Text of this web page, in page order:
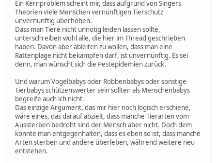
Ein Kernproblem scheint mir, dass aufgrund von Singers
Theorien viele Menschen vernünftigen Tierschutz
unvernünftig überhöhen.
Dass man Tiere nicht unnötig leiden lassen sollte,
unterschreiben wohl alle, die hier im Thread geschrieben
haben. Davon aber ableiten zu wollen, dass man eine
Rattenplage nicht bekämpfen darf, ist unvernünftig. Es sei
denn, man wünscht sich die Pestepidemien zurück.
Und warum Vogelbabys oder Robbenbabys oder sonstige
Tierbabys schützenswerter sein sollten als Menschenbabys
begreife auch ich nicht.
Das einzige Argument, das mir hier noch logisch erschiene,
wäre eines, das darauf abzielt, dass manche Tierarten vom
Aussterben bedroht sind der Mensch aber nicht. Doch dem
könnte man entgegenhalten, dass es eben so ist, dass manche
Arten sterben und andere überleben, während weitere neu
entstehen.